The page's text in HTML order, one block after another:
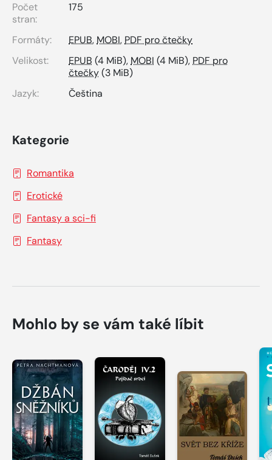
Počet
stran:
175
Formáty: EPUB,MOBI,PDF pro čtečky
Velikost:
EPUB (4 MiB),MOBI (4 MiB),PDF pro
čtečky(3 MiB)
Jazyk:
Čeština
Kategorie
Romantika
Erotické
Fantasy a sci-fi
Fantasy
Mohlo by se vám také líbit